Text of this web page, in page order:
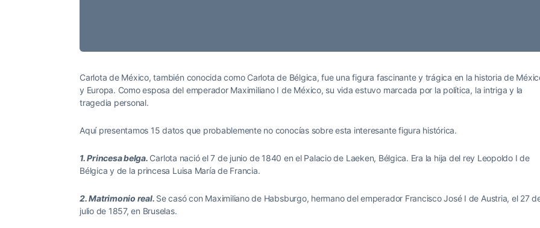
Carlota de México, también conocida como Carlota de Bélgica, fue una figura fascinante y trágica en la historia de
y Europa. Como esposa del emperador Maximiliano I de México, su vida estuvo marcada por la política, la intriga y la
tragedia personal.
Aquí presentamos 15 datos que probablemente no conocías sobre esta interesante figura histórica.
1.Princesa belga. Carlota nació el 7 de junio de 1840 en el Palacio de Laeken, Bélgica. Era la hija del rey Leopoldo I de
Bélgica y de la princesa Luisa María de Francia.
2. Matrimonio real. Se casó con Maximiliano de Habsburgo, hermano del emperador Francisco José I de Austria, el 27
julio de 1857, en Bruselas.